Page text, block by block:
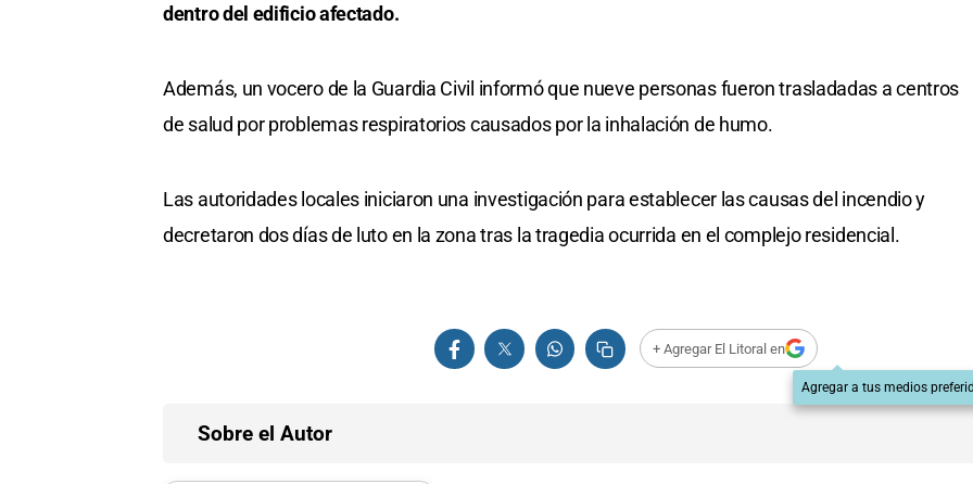
dentro del edificio afectado.
Además, un vocero de la Guardia Civil informó que nueve personas fueron trasladadas a centros
de salud por problemas respiratorios causados por la inhalación de humo.
Las autoridades locales iniciaron una investigación para establecer las causas del incendio y
decretaron dos días de luto en la zona tras la tragedia ocurrida en el complejo residencial.
+ Agregar El Litoral en
Agregar a tus medios
Sobre el Autor